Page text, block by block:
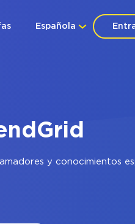
Española
y conocimientos